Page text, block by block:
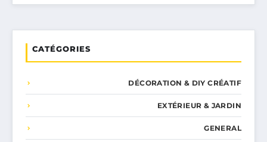
CATÉGORIES
DÉCORATION & DIY CRÉATIF
EXTÉRIEUR & JARDIN
GENERAL